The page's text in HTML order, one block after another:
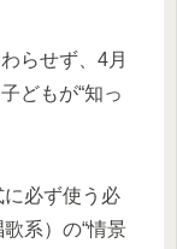
らせず、4月
どもが“知っ
に必ず使う必
系）の“情景